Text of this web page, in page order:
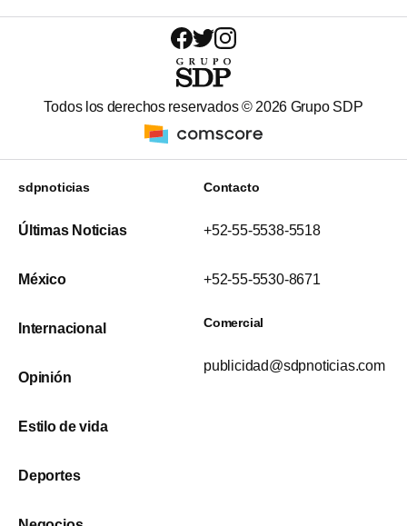
Todos los derechos reservados © 2026 Grupo SDP
sdpnoticias
Últimas Noticias
México
Internacional
Opinión
Estilo de vida
Deportes
Contacto
+52-55-5538-5518
+52-55-5530-8671
Comercial
publicidad@sdpnoticias.com